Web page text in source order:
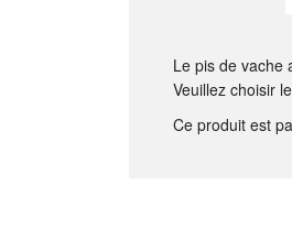
Le pis de vache
Veuillez choisir
Ce produit est